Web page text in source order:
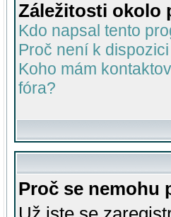
Záležitosti okolo
Kdo napsal tento
Proč není k
Koho mám
fóra?
Proč se nemohu